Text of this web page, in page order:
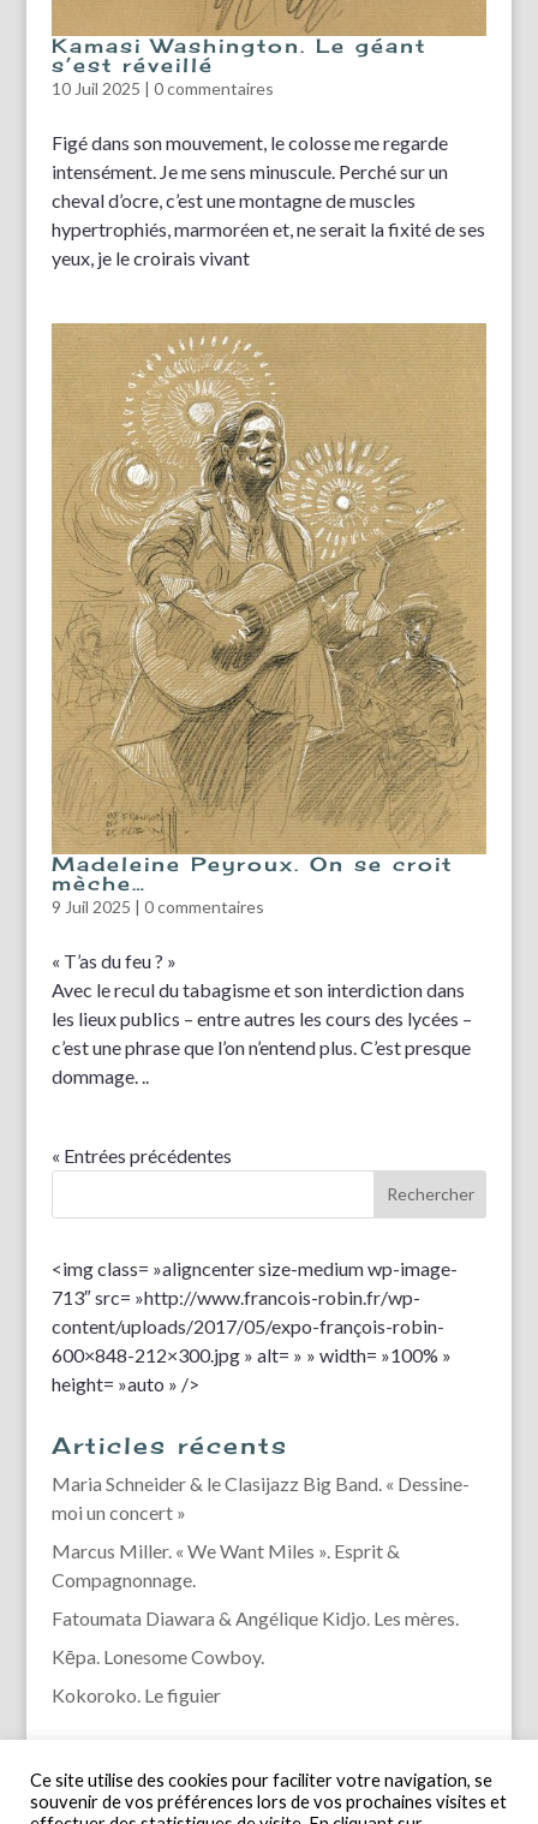
Kamasi Washington. Le géant
s’est réveillé
10 Juil 2025 | 0 commentaires
Figé dans son mouvement, le colosse me regarde
intensément. Je me sens minuscule. Perché sur un
cheval d’ocre, c’est une montagne de muscles
hypertrophiés, marmoréen et, ne serait la fixité de ses
yeux, je le croirais vivant
Madeleine Peyroux. On se croit
mèche…
9 Juil 2025 | 0 commentaires
« T’as du feu ? »
Avec le recul du tabagisme et son interdiction dans
les lieux publics – entre autres les cours des lycées –
c’est une phrase que l’on n’entend plus. C’est presque
dommage. ..
« Entrées précédentes
<img class= »aligncenter size-medium wp-image-
713″ src= »http://www.francois-robin.fr/wp-
content/uploads/2017/05/expo-françois-robin-
600×848-212×300.jpg » alt= » » width= »100% »
height= »auto » />
Articles récents
Maria Schneider & le Clasijazz Big Band. « Dessine-
moi un concert »
Marcus Miller. « We Want Miles ». Esprit &
Compagnonnage.
Fatoumata Diawara & Angélique Kidjo. Les mères.
Kēpa. Lonesome Cowboy.
Kokoroko. Le figuier
Ce site utilise des cookies pour faciliter votre navigation, se
souvenir de vos préférences lors de vos prochaines visites et